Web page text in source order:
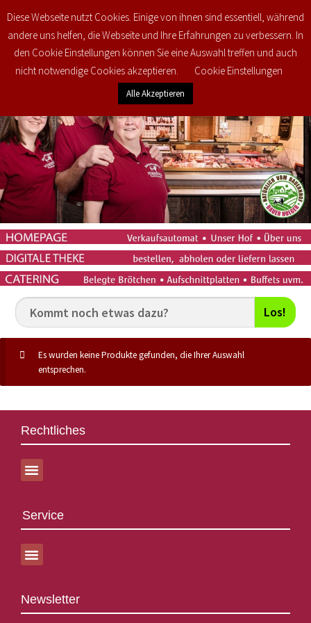
€0,00 0
Los!
Es wurden keine Produkte gefunden, die Ihrer Auswahl
entsprechen.
Rechtliches
Service
Newsletter
Diese Webseite nutzt Cookies. Einige von ihnen sind essentiell, während
andere uns helfen, die Webseite und Ihre Erfahrungen zu verbessern. In
den Cookie Einstellungen können Sie eine Auswahl treffen und auch
nicht notwendige Cookies akzeptieren.
Cookie Einstellungen
Alle Akzeptieren